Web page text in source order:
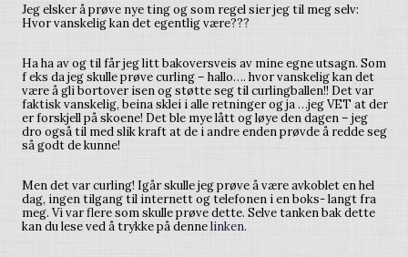
Jeg elsker å prøve nye ting og som regel sier jeg til meg selv:
Hvor vanskelig kan det egentlig være???
Ha ha av og til får jeg litt bakoversveis av mine egne utsagn. Som
f eks da jeg skulle prøve curling – hallo…. hvor vanskelig kan det
være å gli bortover isen og støtte seg til curlingballen!! Det var
faktisk vanskelig, beina sklei i alle retninger og ja …jeg VET at der
er forskjell på skoene! Det ble mye lått og løye den dagen – jeg
dro også til med slik kraft at de i andre enden prøvde å redde seg
så godt de kunne!
Men det var curling! Igår skulle jeg prøve å være avkoblet en hel
dag, ingen tilgang til internett og telefonen i en boks- langt fra
meg. Vi var flere som skulle prøve dette. Selve tanken bak dette
kan du lese ved å trykke på dennelinken.